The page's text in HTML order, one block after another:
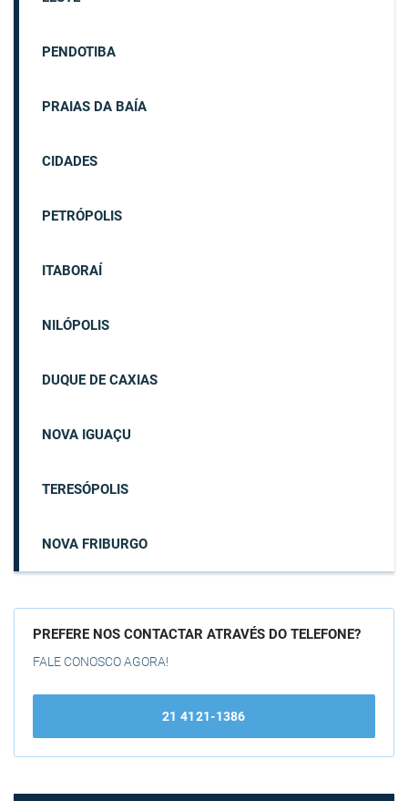
PENDOTIBA
PRAIAS DA BAÍA
CIDADES
PETRÓPOLIS
ITABORAÍ
NILÓPOLIS
DUQUE DE CAXIAS
NOVA IGUAÇU
TERESÓPOLIS
NOVA FRIBURGO
PREFERE NOS CONTACTAR ATRAVÉS DO TELEFONE?
FALE CONOSCO AGORA!
21 4121-1386